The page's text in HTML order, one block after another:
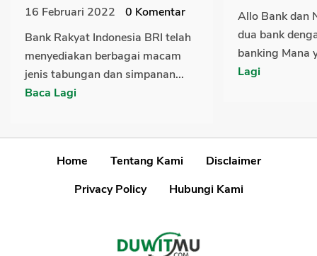
16 Februari 2022 0 Komentar
Bank Rakyat Indonesia BRI telah
menyediakan berbagai macam
jenis tabungan dan simpanan...
Baca Lagi
Allo Bank dan
dua bank
banking Mana
Lagi
Home Tentang Kami
Disclaimer
Privacy Policy
Hubungi Kami